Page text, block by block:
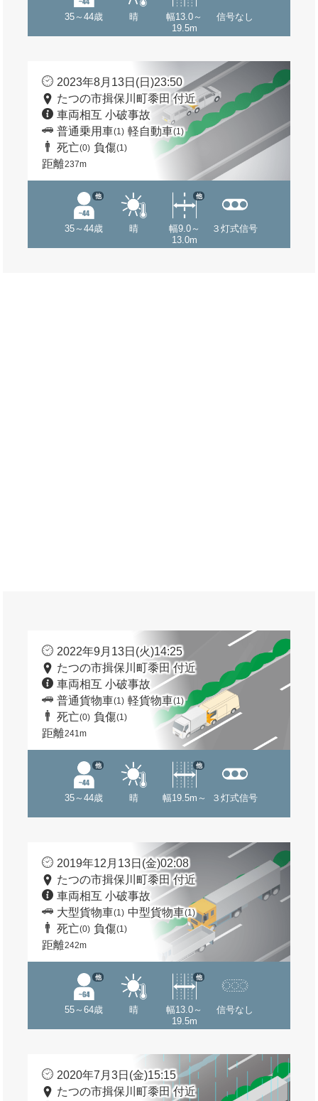
35～44歳 晴
幅13.0～
19.5m
信号なし
2023年8月13日(日)23:50
たつの市揖保川町黍田 付近
車両相互 小破事故
普通乗用車(1) 軽自動車(1)
死亡(0) 負傷(1)
距離237m
35～44歳
他
晴
幅9.0～
13.0m
他
３灯式信号
2022年9月13日(火)14:25
たつの市揖保川町黍田 付近
車両相互 小破事故
普通貨物車(1) 軽貨物車(1)
死亡(0) 負傷(1)
距離241m
35～44歳
他
晴 幅19.5m～
他
３灯式信号
2019年12月13日(金)02:08
たつの市揖保川町黍田 付近
車両相互 小破事故
大型貨物車(1) 中型貨物車(1)
死亡(0) 負傷(1)
距離242m
55～64歳
他
晴
幅13.0～
19.5m
他
信号なし
2020年7月3日(金)15:15
たつの市揖保川町黍田 付近